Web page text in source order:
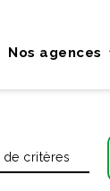
Nos agences